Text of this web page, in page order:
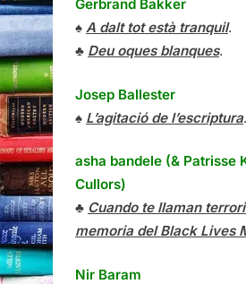
Gerbrand Bakker
♠ A dalt tot està tranquil.
♣ Deu oques blanques.
Josep Ballester
♠ L’agitació de l’escriptura.
asha bandele (& Patrisse
Cullors)
♣ Cuando te llaman
memoria del Black Lives
Nir Baram